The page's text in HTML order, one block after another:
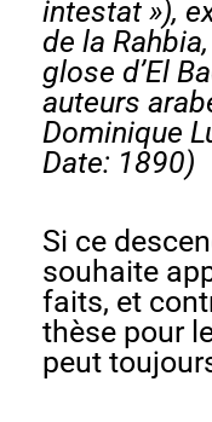
intestat »),
de la
glose d’El
auteurs
Dominique
Date: 1890)
Si ce
souhaite
faits, et
thèse pour
peut